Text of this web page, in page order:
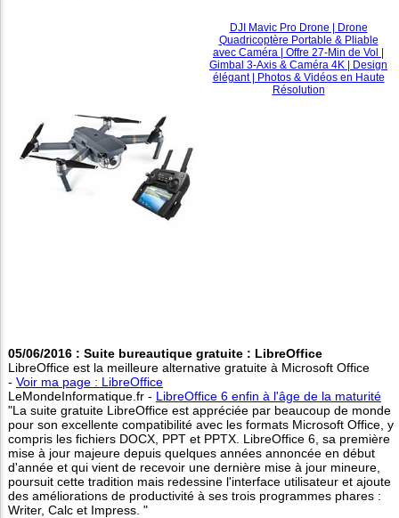
DJI Mavic Pro Drone | Drone
Quadricoptère Portable & Pliable
avec Caméra | Offre 27-Min de Vol |
Gimbal 3-Axis & Caméra 4K | Design
élégant | Photos & Vidéos en Haute
Résolution
05/06/2016 : Suite bureautique gratuite : LibreOffice
LibreOffice est la meilleure alternative gratuite à Microsoft Office
- Voir ma page : LibreOffice
LeMondeInformatique.fr - LibreOffice 6 enfin à l'âge de la maturité
"La suite gratuite LibreOffice est appréciée par beaucoup de monde
pour son excellente compatibilité avec les formats Microsoft Office, y
compris les fichiers DOCX, PPT et PPTX. LibreOffice 6, sa première
mise à jour majeure depuis quelques années annoncée en début
d'année et qui vient de recevoir une dernière mise à jour mineure,
poursuit cette tradition mais redessine l'interface utilisateur et ajoute
des améliorations de productivité à ses trois programmes phares :
Writer, Calc et Impress. "